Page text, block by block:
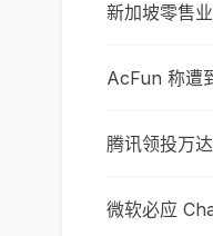
新加坡零售
AcFun 称遭
腾讯领投万
微软必应